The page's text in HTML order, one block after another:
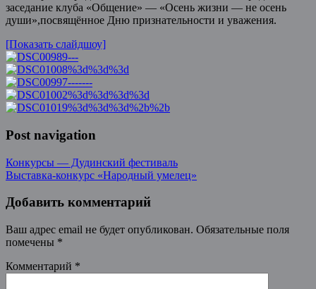
заседание клуба «Общение» — «Осень жизни — не осень
души»,посвящённое Дню признательности и уважения.
[Показать слайдшоу]
Post navigation
Конкурсы — Дудинский фестиваль
Выставка-конкурс «Народный умелец»
Добавить комментарий
Ваш адрес email не будет опубликован. Обязательные поля
помечены *
Комментарий *